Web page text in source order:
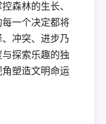
森林的生长、
一个决定都将
冲突、进步乃
探索乐趣的独
塑造文明命运